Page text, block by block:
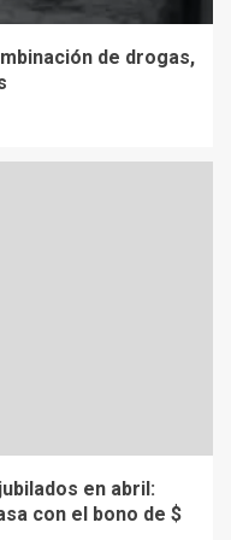
de drogas,
en abril:
con el bono de $